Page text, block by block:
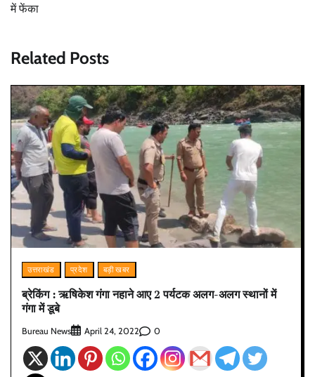
में फेंका
Related Posts
उत्तराखंड प्रदेश बड़ी खबर
ब्रेकिंग : ऋषिकेश गंगा नहाने आए 2 पर्यटक अलग-अलग स्थानों में
गंगा में डूबे
Bureau News April 24, 2022 0